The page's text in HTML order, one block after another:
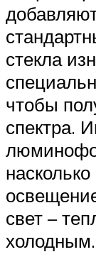
стекла
чтобы
спектра.
свет –
холодным.